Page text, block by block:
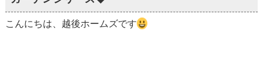
こんにちは、越後ホームズです